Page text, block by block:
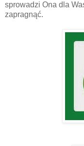
sprowadzi Ona dla
zapragnąć.